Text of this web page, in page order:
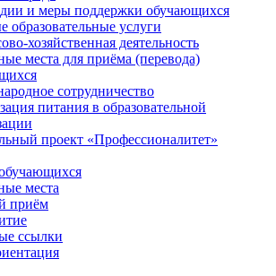
и меры поддержки обучающихся
образовательные услуги
хозяйственная деятельность
места для приёма (перевода)
сотрудничество
питания в образовательной
проект «Профессионалитет»
места
приём
ссылки